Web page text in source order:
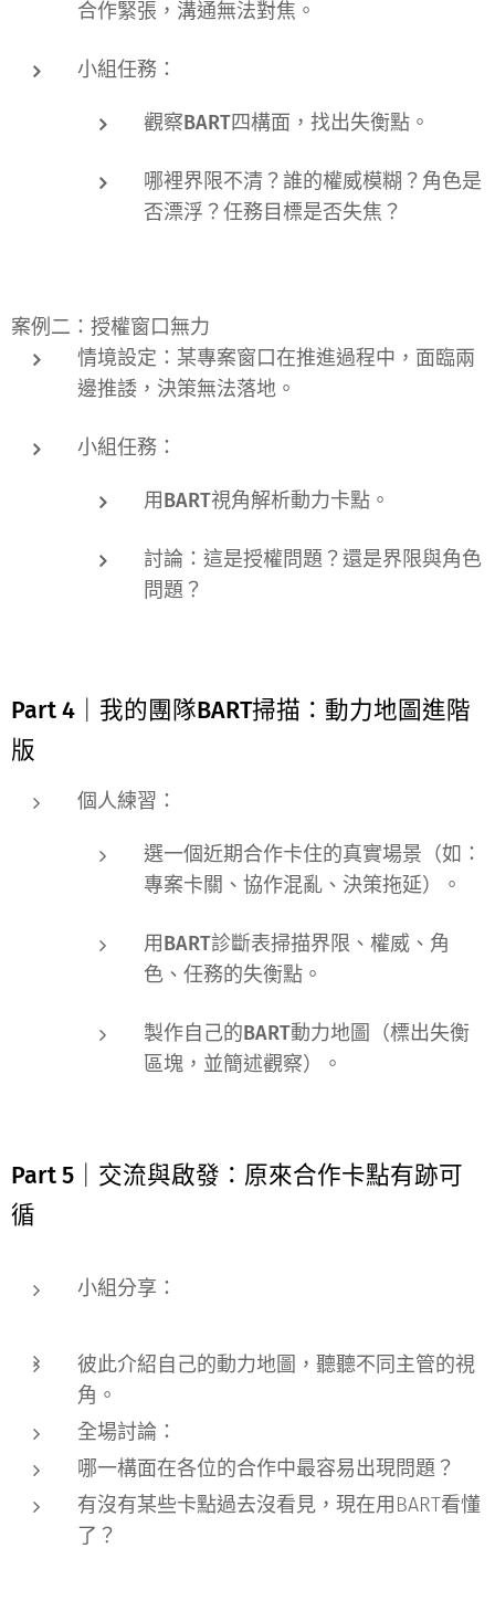
合作緊張，溝通無法對焦。
小組任務：
觀察BART四構面，找出失衡點。
哪裡界限不清？誰的權威模糊？角色是
否漂浮？任務目標是否失焦？
案例二：授權窗口無力
情境設定：某專案窗口在推進過程中，面臨兩
邊推諉，決策無法落地。
小組任務：
用BART視角解析動力卡點。
討論：這是授權問題？還是界限與角色
問題？
Part 4｜我的團隊BART掃描：動力地圖進階
版
個人練習：
選一個近期合作卡住的真實場景（如：
專案卡關、協作混亂、決策拖延）。
用BART診斷表掃描界限、權威、角
色、任務的失衡點。
製作自己的BART動力地圖（標出失衡
區塊，並簡述觀察）
。
Part 5｜交流與啟發：原來合作卡點有跡可
循
小組分享：
彼此介紹自己的動力地圖，聽聽不同主管的視
角。
全場討論：
哪一構面在各位的合作中最容易出現問題 ？
有沒有某些卡點過去沒看見，現在用BART看懂
了？